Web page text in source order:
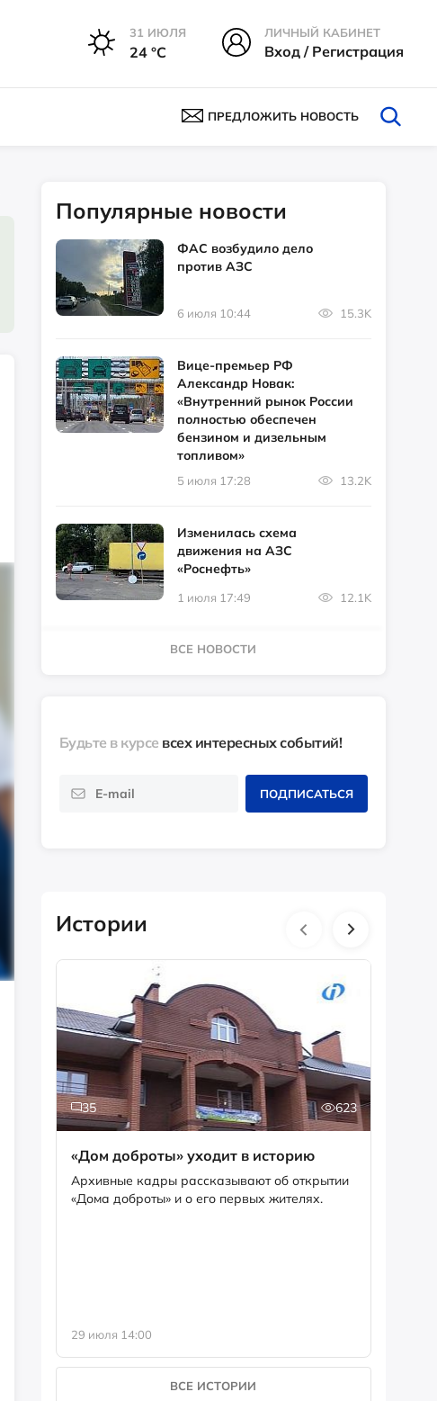
31 ИЮЛЯ
24 °С
ЛИЧНЫЙ КАБИНЕТ
Вход / Регистрация
ПРЕДЛОЖИТЬ НОВОСТЬ
Популярные новости
ФАС возбудило дело
против АЗС
6 июля 10:44 15.3K
Вице-премьер РФ
Александр Новак:
«Внутренний рынок России
полностью обеспечен
бензином и дизельным
топливом»
5 июля 17:28 13.2K
Изменилась схема
движения на АЗС
«Роснефть»
1 июля 17:49 12.1K
ВСЕ НОВОСТИ
Будьте в курсе всех интересных событий!
ПОДПИСАТЬСЯ
Истории
35 623
«Дом доброты» уходит в историю
Архивные кадры рассказывают об открытии
«Дома доброты» и о его первых жителях.
29 июля 14:00
ВСЕ ИСТОРИИ